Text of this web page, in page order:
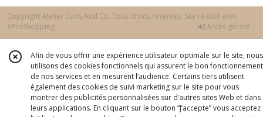
Copyright Atelier Cuirs And Co. Tous droits réservés. Site réalisé avec
eProShopping
Accès gérant
Afin de vous offrir une expérience utilisateur optimale sur le site, nous
utilisons des cookies fonctionnels qui assurent le bon fonctionnement
de nos services et en mesurent l’audience. Certains tiers utilisent
également des cookies de suivi marketing sur le site pour vous
montrer des publicités personnalisées sur d’autres sites Web et dans
leurs applications. En cliquant sur le bouton “J’accepte” vous acceptez